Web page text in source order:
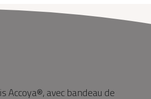
Accoya®, avec bandeau de